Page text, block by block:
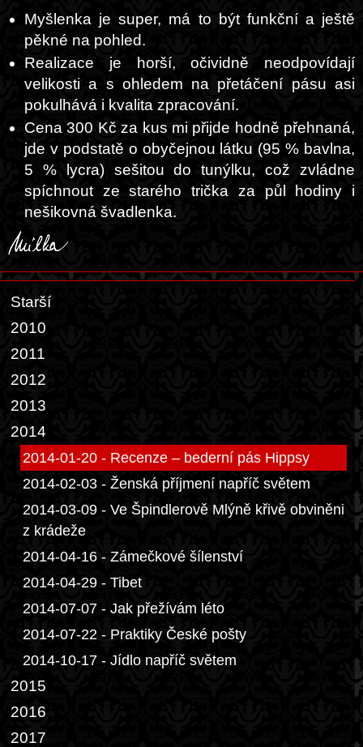
Myšlenka je super, má to být funkční a ještě
pěkné na pohled.
Realizace je horší, očividně neodpovídají
velikosti a s ohledem na přetáčení pásu asi
pokulhává i kvalita zpracování.
Cena 300 Kč za kus mi přijde hodně přehnaná,
jde v podstatě o obyčejnou látku (95 % bavlna,
5 % lycra) sešitou do tunýlku, což zvládne
spíchnout ze starého trička za půl hodiny i
nešikovná švadlenka.
Starší
2010
2011
2012
2013
2014
2014-01-20 - Recenze – bederní pás Hippsy
2014-02-03 - Ženská příjmení napříč světem
2014-03-09 - Ve Špindlerově Mlýně křivě obviněni
z krádeže
2014-04-16 - Zámečkové šílenství
2014-04-29 - Tibet
2014-07-07 - Jak přežívám léto
2014-07-22 - Praktiky České pošty
2014-10-17 - Jídlo napříč světem
2015
2016
2017